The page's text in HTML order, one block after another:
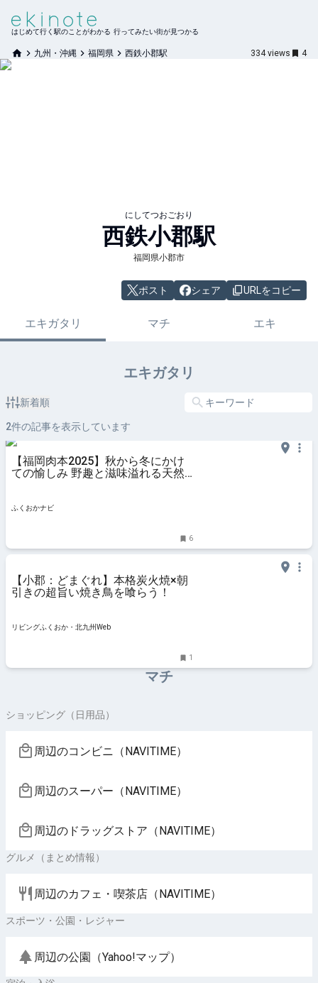
はじめて行く駅のことがわかる 行ってみたい街が見つかる
九州・沖縄 福岡県 西鉄小郡駅 334 views 4
にしてつおごおり
西鉄小郡駅
福岡県小郡市
ポスト シェア URLをコピー
エキガタリ マチ エキ
エキガタリ
新着順
2件の記事を表示しています
【福岡肉本2025】秋から冬にかけ
ての愉しみ 野趣と滋味溢れる天然
ふくおかナビ
6
【小郡：どまぐれ】本格炭火焼×朝
引きの超旨い焼き鳥を喰らう！
リビングふくおか・北九州Web
1
マチ
ショッピング（日用品）
周辺のコンビニ（NAVITIME）
周辺のスーパー（NAVITIME）
周辺のドラッグストア（NAVITIME）
グルメ（まとめ情報）
周辺のカフェ・喫茶店（NAVITIME）
スポーツ・公園・レジャー
周辺の公園（Yahoo!マップ）